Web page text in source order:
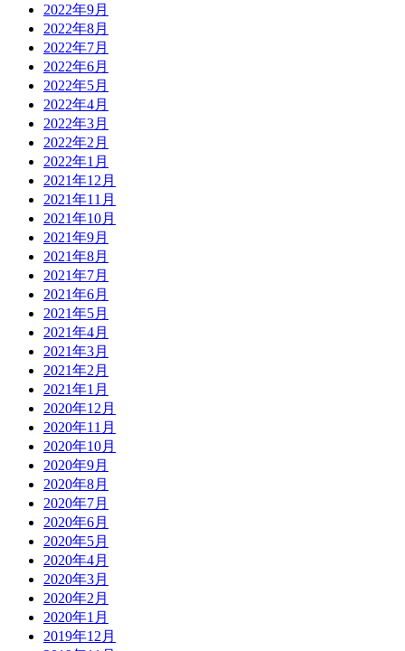
2022年9月
2022年8月
2022年7月
2022年6月
2022年5月
2022年4月
2022年3月
2022年2月
2022年1月
2021年12月
2021年11月
2021年10月
2021年9月
2021年8月
2021年7月
2021年6月
2021年5月
2021年4月
2021年3月
2021年2月
2021年1月
2020年12月
2020年11月
2020年10月
2020年9月
2020年8月
2020年7月
2020年6月
2020年5月
2020年4月
2020年3月
2020年2月
2020年1月
2019年12月